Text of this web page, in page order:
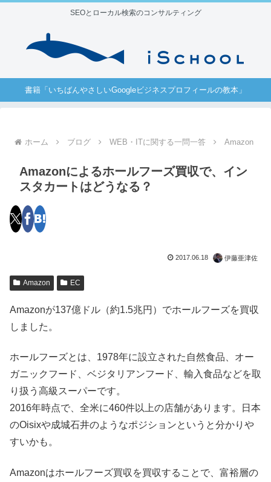
SEOとローカル検索のコンサルティング
書籍「いちばんやさしいGoogleビジネスプロフィールの教本」
ホーム ブログ WEB・ITに関する一問一答 Amazon
Amazonによるホールフーズ買収で、イン
スタカートはどうなる？
2017.06.18 伊藤亜津佐
Amazon EC
Amazonが137億ドル（約1.5兆円）でホールフーズを買収
しました。
ホールフーズとは、1978年に設立された自然食品、オー
ガニックフード、ベジタリアンフード、輸入食品などを取
り扱う高級スーパーです。
2016年時点で、全米に460件以上の店舗があります。日本
のOisixや成城石井のようなポジションというと分かりや
すいかも。
Amazonはホールフーズ買収を買収することで、富裕層の